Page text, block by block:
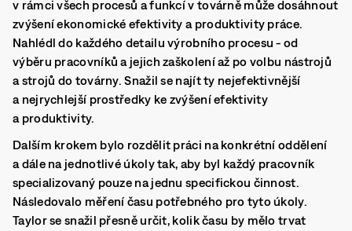
v rámci všech procesů a funkcí v továrně může dosáhnout
zvýšení ekonomické efektivity a produktivity práce.
Nahlédl do každého detailu výrobního procesu - od
výběru pracovníků a jejich zaškolení až po volbu nástrojů
a strojů do továrny. Snažil se najít ty nejefektivnější
a nejrychlejší prostředky ke zvýšení efektivity
a produktivity.
Dalším krokem bylo rozdělit práci na konkrétní oddělení
a dále na jednotlivé úkoly tak, aby byl každý pracovník
specializovaný pouze na jednu specifickou činnost.
Následovalo měření času potřebného pro tyto úkoly.
Taylor se snažil přesně určit, kolik času by mělo trvat